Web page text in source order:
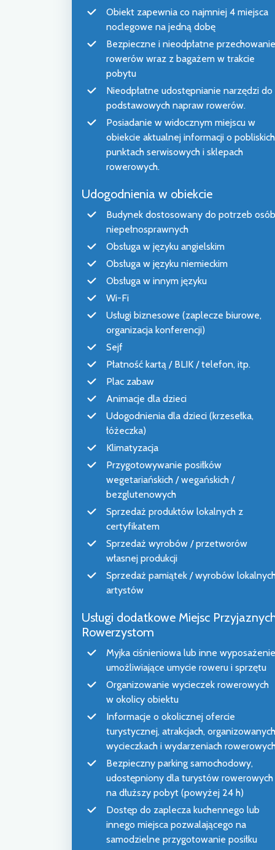
Obiekt zapewnia co najmniej 4 miejsca
noclegowe na jedną dobę
Bezpieczne i nieodpłatne przechowanie
rowerów wraz z bagażem w trakcie
pobytu
Nieodpłatne udostępnianie narzędzi do
podstawowych napraw rowerów.
Posiadanie w widocznym miejscu w
obiekcie aktualnej informacji o pobliskich
punktach serwisowych i sklepach
rowerowych.
Udogodnienia w obiekcie
Budynek dostosowany do potrzeb osób
niepełnosprawnych
Obsługa w języku angielskim
Obsługa w języku niemieckim
Obsługa w innym języku
Wi-Fi
Usługi biznesowe (zaplecze biurowe,
organizacja konferencji)
Sejf
Płatność kartą / BLIK / telefon, itp.
Plac zabaw
Animacje dla dzieci
Udogodnienia dla dzieci (krzesełka,
łóżeczka)
Klimatyzacja
Przygotowywanie posiłków
wegetariańskich / wegańskich /
bezglutenowych
Sprzedaż produktów lokalnych z
certyfikatem
Sprzedaż wyrobów / przetworów
własnej produkcji
Sprzedaż pamiątek / wyrobów
artystów
Usługi dodatkowe Miejsc
Rowerzystom
Myjka ciśnieniowa lub inne wyposażenie
umożliwiające umycie roweru i sprzętu
Organizowanie wycieczek rowerowych
w okolicy obiektu
Informacje o okolicznej ofercie
turystycznej, atrakcjach, organizowanych
wycieczkach i wydarzeniach
Bezpieczny parking samochodowy,
udostępniony dla turystów rowerowych
na dłuższy pobyt (powyżej 24 h)
Dostęp do zaplecza kuchennego lub
innego miejsca pozwalającego na
samodzielne przygotowanie posiłku